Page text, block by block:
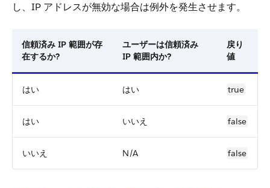
し、IP アドレスが無効な場合は例外を発生させます。
信頼済み IP 範囲が存
在するか?
ユーザーは信頼済み
IP 範囲内か?
戻り
値
はい はい true
はい いいえ false
いいえ N/A false